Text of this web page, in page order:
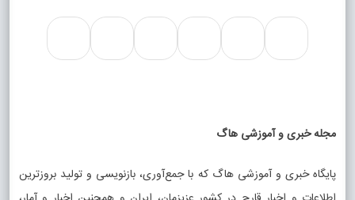
مجله خبری و آموزشی هاگ
پایگاه خبری و آموزشی هاگ که با جمع‌آوری، بازنویسی و تولید بروزترین